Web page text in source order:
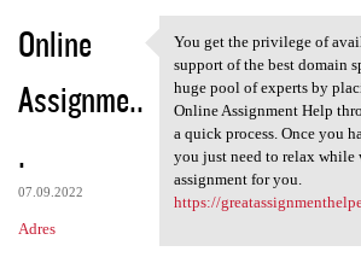
Online
Assignme..
.
07.09.2022
Adres
You get the privilege
You get the privilege of
support of the best domain
huge pool of experts by
Online Assignment Help
a quick process. Once you
you just need to relax while
assignment for you.
https://